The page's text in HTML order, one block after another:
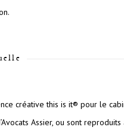
créative this is it® pour le
Assier, ou sont